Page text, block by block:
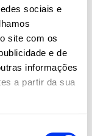
sociais e
site com os
e de
informações
a partir da sua
DA